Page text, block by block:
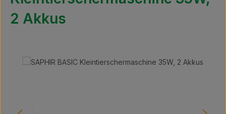
2 Akkus
Bildergalerie überspringen